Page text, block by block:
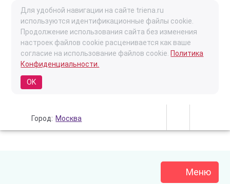
Для удобной навигации на сайте triena.ru
используются идентификационные файлы cookie.
Продолжение использования сайта без изменения
настроек файлов cookie расценивается как ваше
согласие на использование файлов cookie. Политика
Конфиденциальности.
OK
Город: Москва
Меню